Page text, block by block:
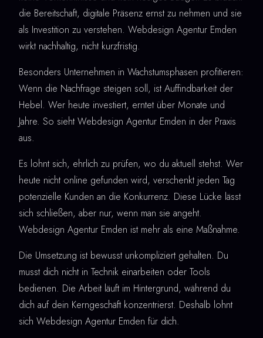
die Bereitschaft, digitale Präsenz ernst zu nehmen und sie
als Investition zu verstehen. Webdesign Agentur Emden
wirkt nachhaltig, nicht kurzfristig.
Besonders Unternehmen in Wachstumsphasen profitieren:
Wenn die Nachfrage steigen soll, ist Auffindbarkeit der
Hebel. Wer heute investiert, erntet über Monate und
Jahre. So sieht Webdesign Agentur Emden in der Praxis
aus.
Es lohnt sich, ehrlich zu prüfen, wo du aktuell stehst. Wer
heute nicht online gefunden wird, verschenkt jeden Tag
potenzielle Kunden an die Konkurrenz. Diese Lücke lässt
sich schließen, aber nur, wenn man sie angeht.
Webdesign Agentur Emden ist mehr als eine Maßnahme.
Die Umsetzung ist bewusst unkompliziert gehalten. Du
musst dich nicht in Technik einarbeiten oder Tools
bedienen. Die Arbeit läuft im Hintergrund, während du
dich auf dein Kerngeschäft konzentrierst. Deshalb lohnt
sich Webdesign Agentur Emden für dich.